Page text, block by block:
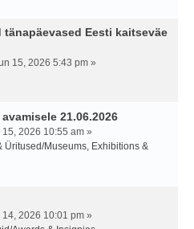
Eesti kaitseväe
15, 2026 5:43 pm »
21.06.2026
15, 2026 10:55 am »
Üritused/Museums, Exhibitions &
14, 2026 10:01 pm »